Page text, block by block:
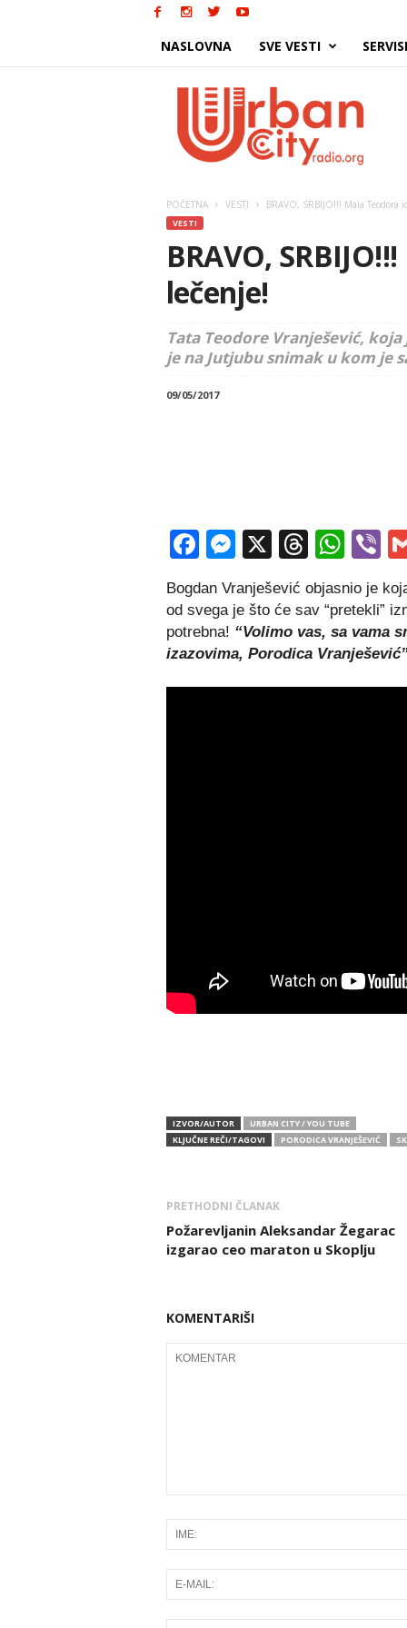
NASLOVNA SVE VESTI
POČETNA VESTI BRAVO, SRBIJO!!! Mala Teodora
VESTI
BRAVO,
lečenje!
Tata Teodore Vranješević,
je na Jutjubu snimak u kom je
09/05/2017
Facebook
Messenger
X
Bogdan Vranješević objasnio je
od svega je što će sav “pretekli”
potrebna! “Volimo vas, sa vama
izazovima, Porodica
IZVOR/AUTOR
URBAN CITY / YOU TUBE
KLJUČNE REČI/TAGOVI
PORODICA VRANJEŠEVIĆ
PRETHODNI ČLANAK
Požarevljanin Aleksandar Žegarac
izgarao ceo maraton u Skoplju
KOMENTARIŠI